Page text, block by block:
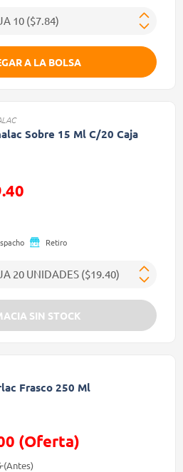
A LA BOLSA
Sobre 15 Ml C/20 Caja
reducido de
Retiro
SIN STOCK
Frasco 250 Ml
(Oferta)
reducido de
(Antes)(Oferta)